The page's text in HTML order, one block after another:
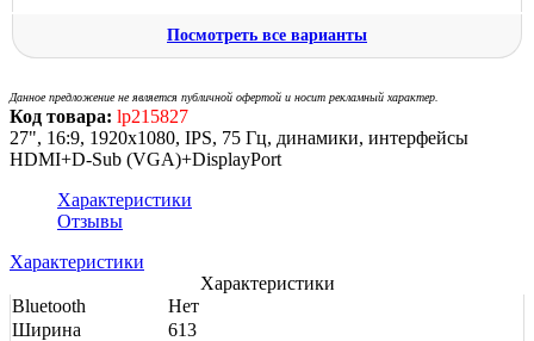
Посмотреть все варианты
Данное предложение не является публичной офертой и носит рекламный характер.
Код товара: lp215827
27", 16:9, 1920x1080, IPS, 75 Гц, динамики, интерфейсы
HDMI+D-Sub (VGA)+DisplayPort
Характеристики
Отзывы
Характеристики
Характеристики
Bluetooth
Нет
Ширина
613